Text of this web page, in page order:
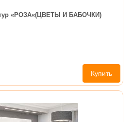
«РОЗА«(ЦВЕТЫ И БАБОЧКИ)
Купить